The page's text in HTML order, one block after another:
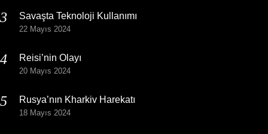
Savaşta Teknoloji Kullanımı
22 Mayıs 2024
Reisi’nin Olayı
20 Mayıs 2024
Rusya’nın Kharkiv Harekatı
18 Mayıs 2024